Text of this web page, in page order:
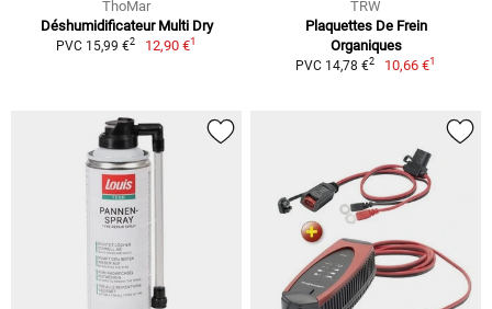
ThoMar
Déshumidificateur Multi Dry
PVC 15,99 €2 12,90 €1
TRW
Plaquettes De Frein
Organiques
PVC 14,78 €2 10,66 €1